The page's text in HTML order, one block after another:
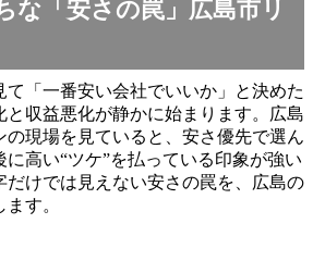
な「安さの罠」広島市リ
「一番安い会社でいいか」と決めた
と収益悪化が静かに始まります。広島
の現場を見ていると、安さ優先で選ん
高い“ツケ”を払っている印象が強い
だけでは見えない安さの罠を、広島の
す。